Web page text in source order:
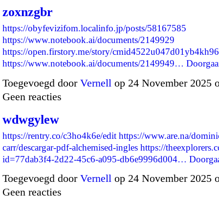
zoxnzgbr
https://obyfevizifom.localinfo.jp/posts/58167585
https://www.notebook.ai/documents/2149929
https://open.firstory.me/story/
https://www.notebook.ai/documents/2149949…
Toegevoegd door Vernell op 24 November 2025
Geen reacties
wdwgylew
https://rentry.co/c3ho4k6e/edit https://www.are.na/
carr/descargar-pdf-alchemised-ingles https://
id=77dab3f4-2d22-45c6-a095-db6e9996d004…
Toegevoegd door Vernell op 24 November 2025
Geen reacties